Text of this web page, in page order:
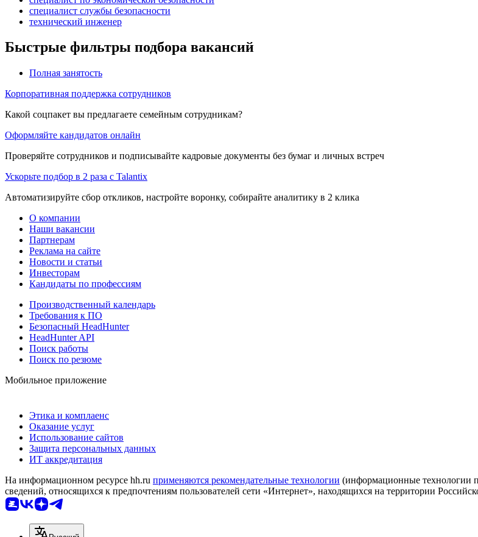
специалист службы безопасности
технический инженер
Быстрые фильтры подбора вакансий
Полная занятость
Корпоративная поддержка сотрудников
Какой соцпакет вы предлагаете семейным сотрудникам?
Оформляйте кандидатов онлайн
Проверяйте сотрудников и подписывайте кадровые документы без бумаг и личных встреч
Ускорьте подбор в 2 раза с Talantix
Автоматизируйте сбор откликов, настройте воронку, собирайте аналитику в 2 клика
О компании
Наши вакансии
Партнерам
Реклама на сайте
Новости и статьи
Инвесторам
Кандидаты по профессиям
Производственный календарь
Требования к ПО
Безопасный HeadHunter
HeadHunter API
Поиск работы
Поиск по резюме
Мобильное приложение
Этика и комплаенс
Оказание услуг
Использование сайтов
Защита персональных данных
ИТ аккредитация
На информационном ресурсе hh.ru применяются рекомендательные технологии (информационные технологии
сведений, относящихся к предпочтениям пользователей сети «Интернет», находящихся на территории